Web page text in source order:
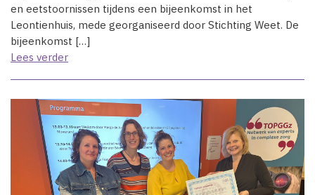
en eetstoornissen tijdens een bijeenkomst in het
Leontienhuis, mede georganiseerd door Stichting Weet. De
bijeenkomst […]
Lees verder